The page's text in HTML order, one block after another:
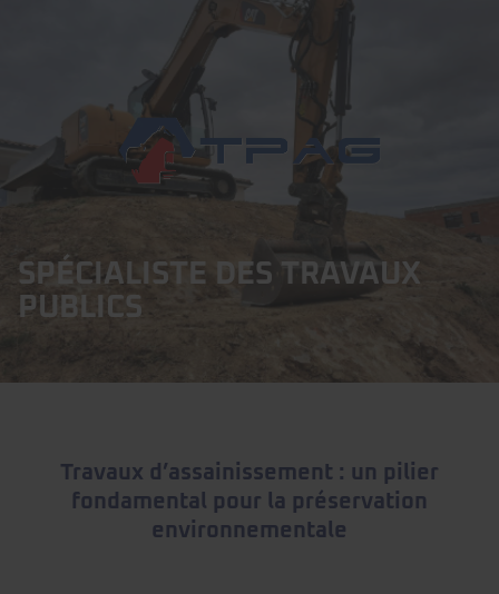
SPÉCIALISTE DES TRAVAUX
PUBLICS
Travaux d’assainissement : un pilier
fondamental pour la préservation
environnementale